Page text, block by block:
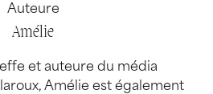
Auteure
Amélie
et auteure du média
Amélie est également